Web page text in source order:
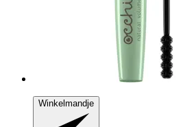
Winkelmandje